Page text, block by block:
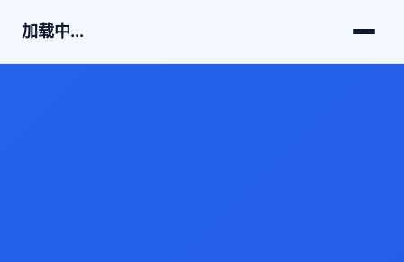
加载中...